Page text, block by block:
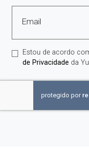
Email
Estou de acordo
de Privacidade da